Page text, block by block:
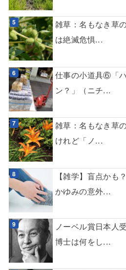
雑草：名もなき草
は絶滅危惧...
仕事の小道具⑥「
ン？」（ニチ...
雑草：名もなき草
けれど「ノ...
【雑学】盲点かも
かゆみの意外...
ノーベル賞日本人
博士は何をし...